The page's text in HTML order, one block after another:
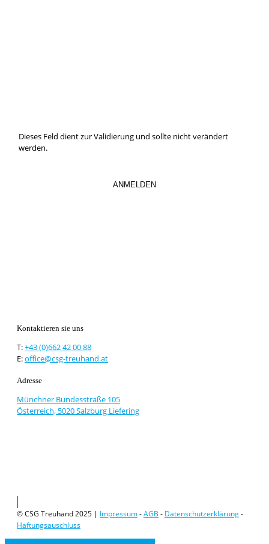
Dieses Feld dient zur Validierung und sollte nicht verändert
werden.
Kontaktieren sie uns
T:+43 (0)662 42 00 88
E:office@csg-treuhand.at
Adresse
Münchner Bundesstraße 105
Österreich, 5020 Salzburg Liefering
© CSG Treuhand 2025 | Impressum-AGB - Datenschutzerklärung-
Haftungsauschluss